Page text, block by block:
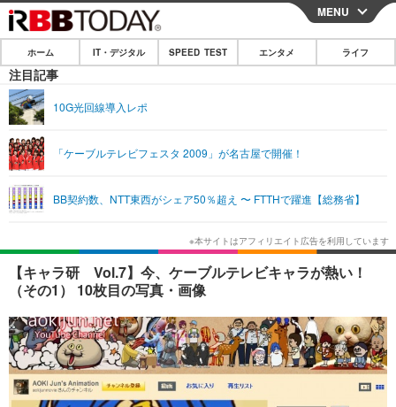
CLOSE
ホーム
IT・デジタル
ショッピング その他
SPEED TEST
エンタメ
エンタメTOP 映画・ドラマ
韓国・芸能
音楽 スポーツ
ショッピング その他
ライフ
ライフTOP グルメ
ペット ショッピング
その他
リリース一覧
プッシュ通知の停止方法
MENU
ホーム IT・デジタル SPEED TEST エンタメ ライフ
注目記事
10G光回線導入レポ
「ケーブルテレビフェスタ 2009」が名古屋で開催！
BB契約数、NTT東西がシェア50％超え 〜 FTTHで躍進【総務省】
【キャラ研 Vol.7】今、ケーブルテレビキャラが熱い！
（その1） 10枚目の写真・画像